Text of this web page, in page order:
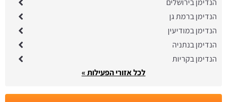
הנדימן בירושלים
הנדימן ברמת גן
הנדימן במודיעין
הנדימן בנתניה
הנדימן בקריות
לכל אזורי הפעילות »